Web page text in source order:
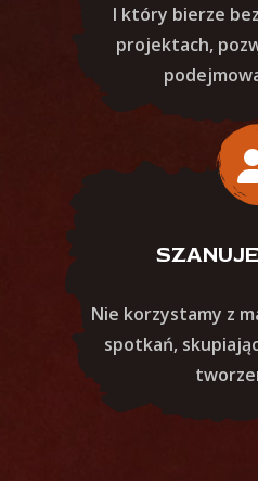
I który bierze
projektach,
Nie korzystamy z
spotkań,